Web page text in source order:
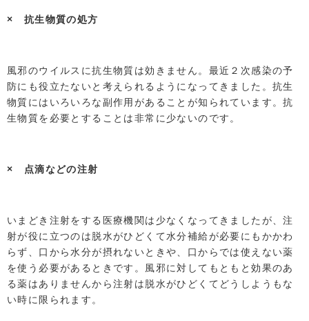
× 抗生物質の処方
風邪のウイルスに抗生物質は効きません。最近２次感染の予
防にも役立たないと考えられるようになってきました。抗生
物質にはいろいろな副作用があることが知られています。抗
生物質を必要とすることは非常に少ないのです。
× 点滴などの注射
いまどき注射をする医療機関は少なくなってきましたが、注
射が役に立つのは脱水がひどくて水分補給が必要にもかかわ
らず、口から水分が摂れないときや、口からでは使えない薬
を使う必要があるときです。風邪に対してもともと効果のあ
る薬はありませんから注射は脱水がひどくてどうしようもな
い時に限られます。